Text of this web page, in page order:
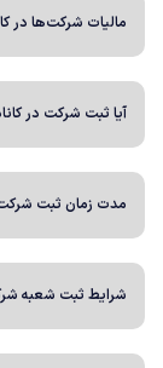
مالیات شرکت‌ها در
آیا ثبت شرکت در
مدت زمان ثبت
شرایط ثبت شعبه